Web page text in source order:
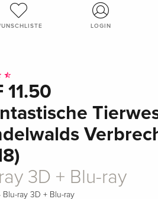
LOGIN
11.50
3D + Blu-ray
· Blu-ray 3D + Blu-ray